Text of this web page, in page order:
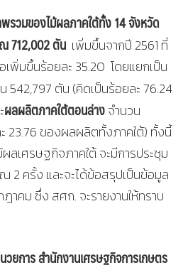
รวมของไม้ผลภาคใต้ทั้ง 14 จังหวัด
712,002 ตัน เพิ่มขึ้นจากปี 2561 ที่
พิ่มขึ้นร้อยละ 35.20 โดยแยกเป็น
542,797 ตัน (คิดเป็นร้อยละ 76.24
ผลผลิตภาคใต้ตอนล่างจำนวน
23.76 ของผลผลิตทั้งภาคใต้) ทั้งนี้
ลเศรษฐกิจภาคใต้ จะมีการประชุม
2 ครั้ง และจะได้ข้อสรุปเป็นข้อมูล
าคม ซึ่ง สศก. จะรายงานให้ทราบ
การ สำนักงานเศรษฐกิจการเกษตร